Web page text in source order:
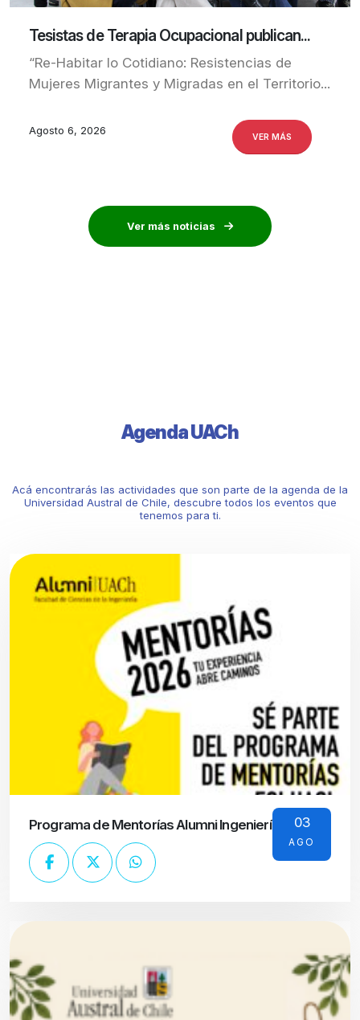
Tesistas de Terapia Ocupacional publican...
“Re-Habitar lo Cotidiano: Resistencias de
Mujeres Migrantes y Migradas en el Territorio...
Agosto 6, 2026
VER MÁS
Ver más noticias
Agenda UACh
Acá encontrarás las actividades que son parte de la agenda de la
Universidad Austral de Chile, descubre todos los eventos que
tenemos para ti.
03
AGO
Programa de Mentorías Alumni Ingeniería UACh